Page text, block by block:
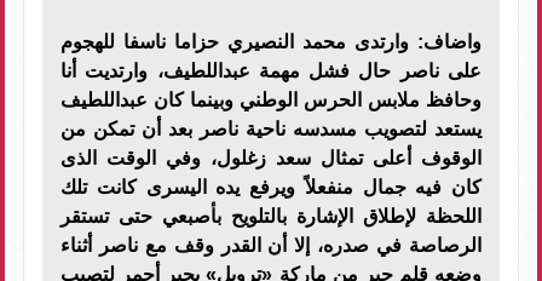
واضاف: وارتدى محمد النصيري حزاما ناسفا للهجوم
على ناصر حال فشل مهمة عبداللطيف، وارتديت أنا
وحافظ ملابس الحرس الوطني وبينما كان عبداللطيف
يستعد لتصويب مسدسه ناحية ناصر بعد أن تمكن من
الوقوف أعلى تمثال سعد زغلول، وفي الوقت الذى
كان فيه جمال منفعلاً ويرفع يده اليسرى كانت تلك
اللحظة لإطلاق الإشارة بالتلويح بأصبعي حتى تستقر
الرصاصة في صدره، إلا أن القدر وقف مع ناصر أثناء
وضعه قلم حبر من ماركة «تروبل» بحبر أحمر لتصيب